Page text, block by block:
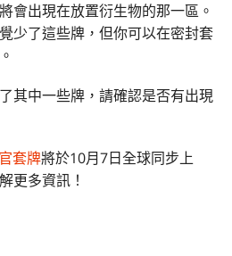
會出現在放置衍生物的那一區。
少了這些牌，但你可以在密封套
其中一些牌，請確認是否有出現
套牌將於10月7日全球同步上
更多資訊！